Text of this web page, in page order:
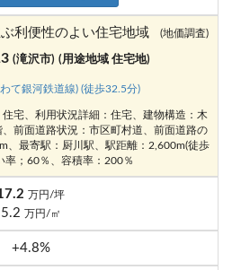
利便性のよい住宅地域 (地価調査)
(滝沢市) (用途地域 住宅地)
て銀河鉄道線) (徒歩32.5分)
宅、利用状況詳細：住宅、建物構造：木
前面道路状況：市区町村道、前面道路の
、最寄駅：厨川駅、駅距離：2,600m(徒歩
率；60％、容積率：200％
万円/坪
5.2 万円/㎡
+4.8%